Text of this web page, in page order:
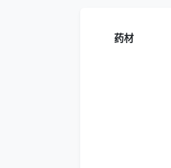
药材